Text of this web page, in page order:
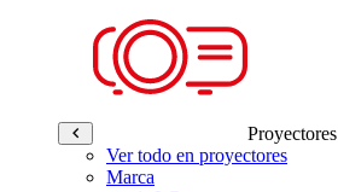
Proyectores
Ver todo en proyectores
Marca